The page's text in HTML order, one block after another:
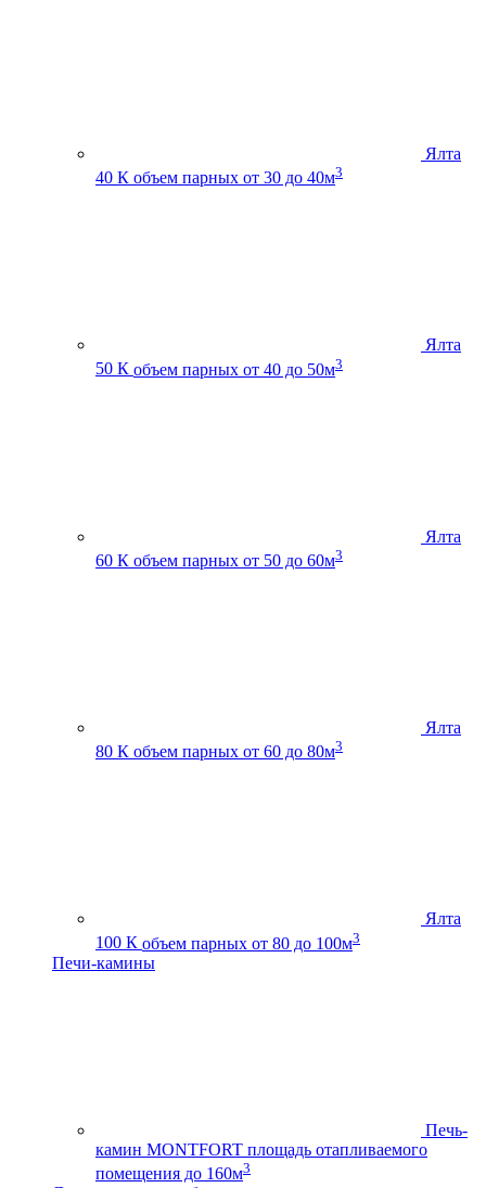
Ялта
40 К объем парных от 30 до 40м3
Ялта
50 К объем парных от 40 до 50м3
Ялта
60 К объем парных от 50 до 60м3
Ялта
80 К объем парных от 60 до 80м3
Ялта
100 К объем парных от 80 до 100м3
Печи-камины
Печь-
камин MONTFORT площадь отапливаемого
помещения до 160м3